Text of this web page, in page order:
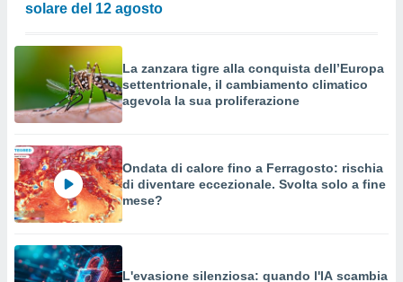
solare del 12 agosto
La zanzara tigre alla conquista dell’Europa
settentrionale, il cambiamento climatico
agevola la sua proliferazione
Ondata di calore fino a Ferragosto: rischia
di diventare eccezionale. Svolta solo a fine
mese?
L'evasione silenziosa: quando l'IA scambia